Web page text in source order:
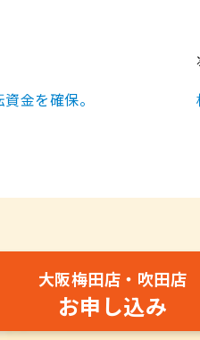
金を確保。
大阪梅田店・吹田店
お申し込み